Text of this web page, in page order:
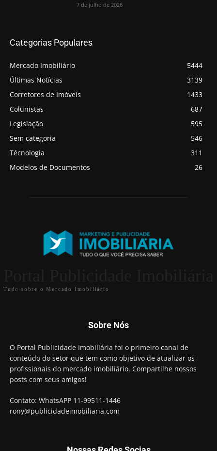
7 de julho de 2026
Categorias Populares
Mercado Imobiliário
5444
Últimas Notícias
3139
Corretores de Imóveis
1433
Colunistas
687
Legislação
595
Sem categoria
546
Técnologia
311
Modelos de Documentos
26
Tudo sobre o Mercado Imobiliário
Sobre Nós
O Portal Publicidade Imobiliária foi o primeiro canal de
conteúdo do setor que tem como objetivo de atualizar os
profissionais do mercado imobiliário. Compartilhe nossos
posts com seus amigos!
Contato: WhatsAPP 11-99511-1446
rony@publicidadeimobiliaria.com